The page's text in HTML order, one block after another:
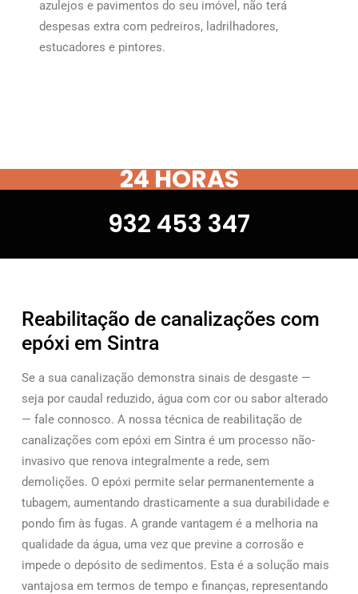
azulejos e pavimentos do seu imóvel, não terá
despesas extra com pedreiros, ladrilhadores,
estucadores e pintores.
24 HORAS
932 453 347
Reabilitação de canalizações com
epóxi em Sintra
Se a sua canalização demonstra sinais de desgaste —
seja por caudal reduzido, água com cor ou sabor alterado
— fale connosco. A nossa técnica de reabilitação de
canalizações com epóxi em Sintra é um processo não-
invasivo que renova integralmente a rede, sem
demolições. O epóxi permite selar permanentemente a
tubagem, aumentando drasticamente a sua durabilidade e
pondo fim às fugas. A grande vantagem é a melhoria na
qualidade da água, uma vez que previne a corrosão e
impede o depósito de sedimentos. Esta é a solução mais
vantajosa em termos de tempo e finanças, representando